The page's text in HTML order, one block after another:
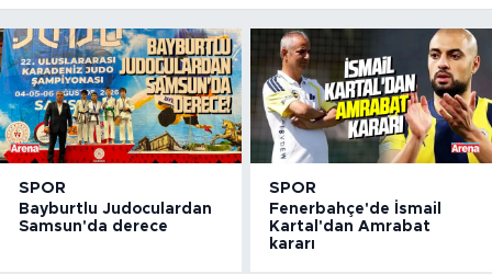
erdi
SPOR
Bayburtlu Judoculardan
Samsun'da derece
SPOR
Fenerbahçe'de İsmail
Kartal'dan Amrabat
kararı